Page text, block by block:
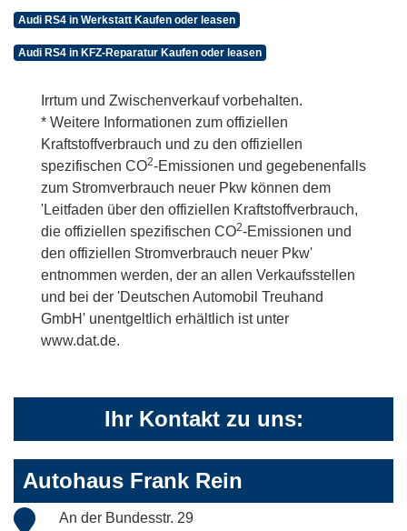
Audi RS4 in Werkstatt Kaufen oder leasen
Audi RS4 in KFZ-Reparatur Kaufen oder leasen
Irrtum und Zwischenverkauf vorbehalten.
* Weitere Informationen zum offiziellen
Kraftstoffverbrauch und zu den offiziellen
spezifischen CO2-Emissionen und gegebenenfalls
zum Stromverbrauch neuer Pkw können dem
'Leitfaden über den offiziellen Kraftstoffverbrauch,
die offiziellen spezifischen CO2-Emissionen und
den offiziellen Stromverbrauch neuer Pkw'
entnommen werden, der an allen Verkaufsstellen
und bei der 'Deutschen Automobil Treuhand
GmbH' unentgeltlich erhältlich ist unter
www.dat.de.
Ihr Kontakt zu uns:
Autohaus Frank Rein
An der Bundesstr. 29